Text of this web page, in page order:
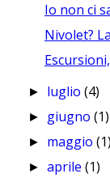
Io non ci
Nivolet?
► luglio(4)
► giugno(1)
► maggio(1)
►aprile(1)